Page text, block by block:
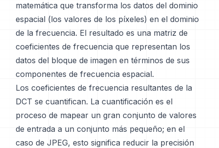
matemática que transforma los datos del dominio
espacial (los valores de los píxeles) en el dominio
de la frecuencia. El resultado es una matriz de
coeficientes de frecuencia que representan los
datos del bloque de imagen en términos de sus
componentes de frecuencia espacial.
Los coeficientes de frecuencia resultantes de la
DCT se cuantifican. La cuantificación es el
proceso de mapear un gran conjunto de valores
de entrada a un conjunto más pequeño; en el
caso de JPEG, esto significa reducir la precisión